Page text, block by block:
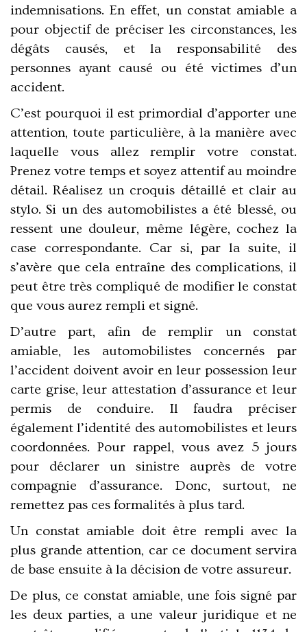
indemnisations. En effet, un constat amiable a
pour objectif de préciser les circonstances, les
dégâts causés, et la responsabilité des
personnes ayant causé ou été victimes d’un
accident.
C’est pourquoi il est primordial d’apporter une
attention, toute particulière, à la manière avec
laquelle vous allez remplir votre constat.
Prenez votre temps et soyez attentif au moindre
détail. Réalisez un croquis détaillé et clair au
stylo. Si un des automobilistes a été blessé, ou
ressent une douleur, même légère, cochez la
case correspondante. Car si, par la suite, il
s’avère que cela entraîne des complications, il
peut être très compliqué de modifier le constat
que vous aurez rempli et signé.
D’autre part, afin de remplir un constat
amiable, les automobilistes concernés par
l’accident doivent avoir en leur possession leur
carte grise, leur attestation d’assurance et leur
permis de conduire. Il faudra préciser
également l’identité des automobilistes et leurs
coordonnées. Pour rappel, vous avez 5 jours
pour déclarer un sinistre auprès de votre
compagnie d’assurance. Donc, surtout, ne
remettez pas ces formalités à plus tard.
Un constat amiable doit être rempli avec la
plus grande attention, car ce document servira
de base ensuite à la décision de votre assureur.
De plus, ce constat amiable, une fois signé par
les deux parties, a une valeur juridique et ne